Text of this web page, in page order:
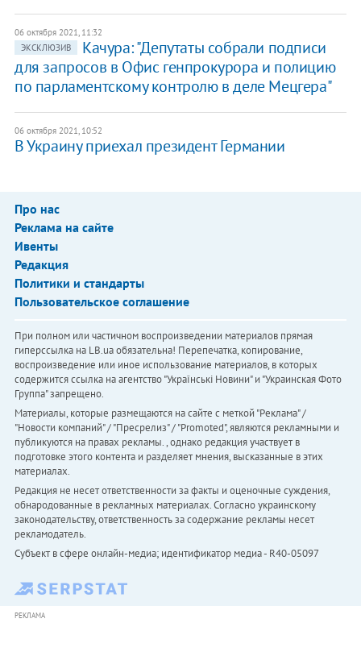
06 октября 2021, 11:32
ЭКСКЛЮЗИВ
Качура: "Депутаты собрали подписи
для запросов в Офис генпрокурора и полицию
по парламентскому контролю в деле Мецгера"
06 октября 2021, 10:52
В Украину приехал президент Германии
Про нас
Реклама на сайте
Ивенты
Редакция
Политики и стандарты
Пользовательское соглашение
При полном или частичном воспроизведении материалов прямая
гиперссылка на LB.ua обязательна! Перепечатка, копирование,
воспроизведение или иное использование материалов, в которых
содержится ссылка на агентство "Українськi Новини" и "Украинская Фото
Группа" запрещено.
Материалы, которые размещаются на сайте с меткой "Реклама" /
"Новости компаний" / "Пресрелиз" / "Promoted", являются рекламными и
публикуются на правах рекламы. , однако редакция участвует в
подготовке этого контента и разделяет мнения, высказанные в этих
материалах.
Редакция не несет ответственности за факты и оценочные суждения,
обнародованные в рекламных материалах. Согласно украинскому
законодательству, ответственность за содержание рекламы несет
рекламодатель.
Субъект в сфере онлайн-медиа; идентификатор медиа - R40-05097
РЕКЛАМА